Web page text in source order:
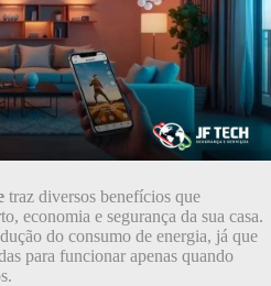
traz diversos benefícios que
economia e segurança da sua casa.
do consumo de energia, já que
para funcionar apenas quando